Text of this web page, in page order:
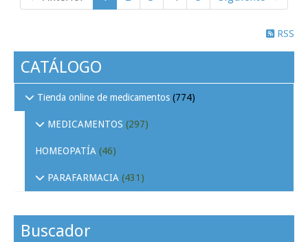
RSS
CATÁLOGO
Tienda online de medicamentos (774)
MEDICAMENTOS (297)
HOMEOPATÍA (46)
PARAFARMACIA (431)
Buscador